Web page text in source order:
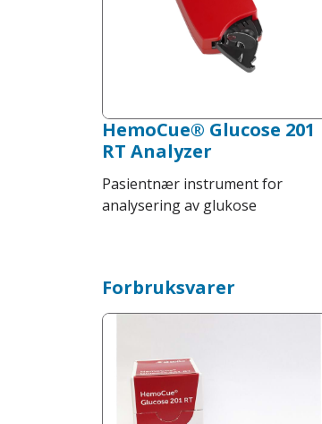
HemoCue® Glucose 201
RT Analyzer
Pasientnær instrument for
analysering av glukose
Forbruksvarer